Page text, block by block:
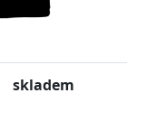
skladem